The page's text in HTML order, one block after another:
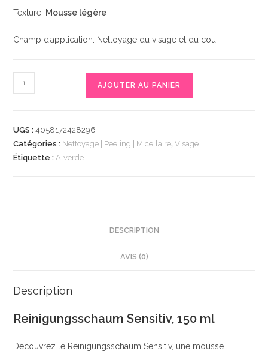
Texture: Mousse légère
Champ d’application: Nettoyage du visage et du cou
de
ml
Apaisée
Aloe
&
AJOUTER AU PANIER
UGS :4058172428296
Catégories : Nettoyage | Peeling | Micellaire,Visage
Étiquette :Alverde
DESCRIPTION
AVIS (0)
Description
Reinigungsschaum Sensitiv, 150 ml
Découvrez le Reinigungsschaum Sensitiv, une mousse